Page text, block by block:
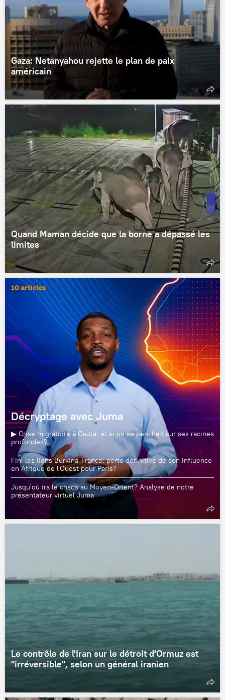
Gaza: Netanyahou rejette le plan de paix
américain
Quand Maman décide que la borne a dépassé les
limites
10 articles
Décryptage avec Juma
▶ Crise migratoire à Ceuta: et si on se penchait sur ses racines
profondes?
Fini les liens Burkina-France: perte définitive de son influence
en Afrique de l'Ouest pour Paris?
Jusqu'où ira le chaos au Moyen-Orient? Analyse de notre
présentateur virtuel Juma
Le contrôle de l'Iran sur le détroit d'Ormuz est
"irréversible", selon un général iranien